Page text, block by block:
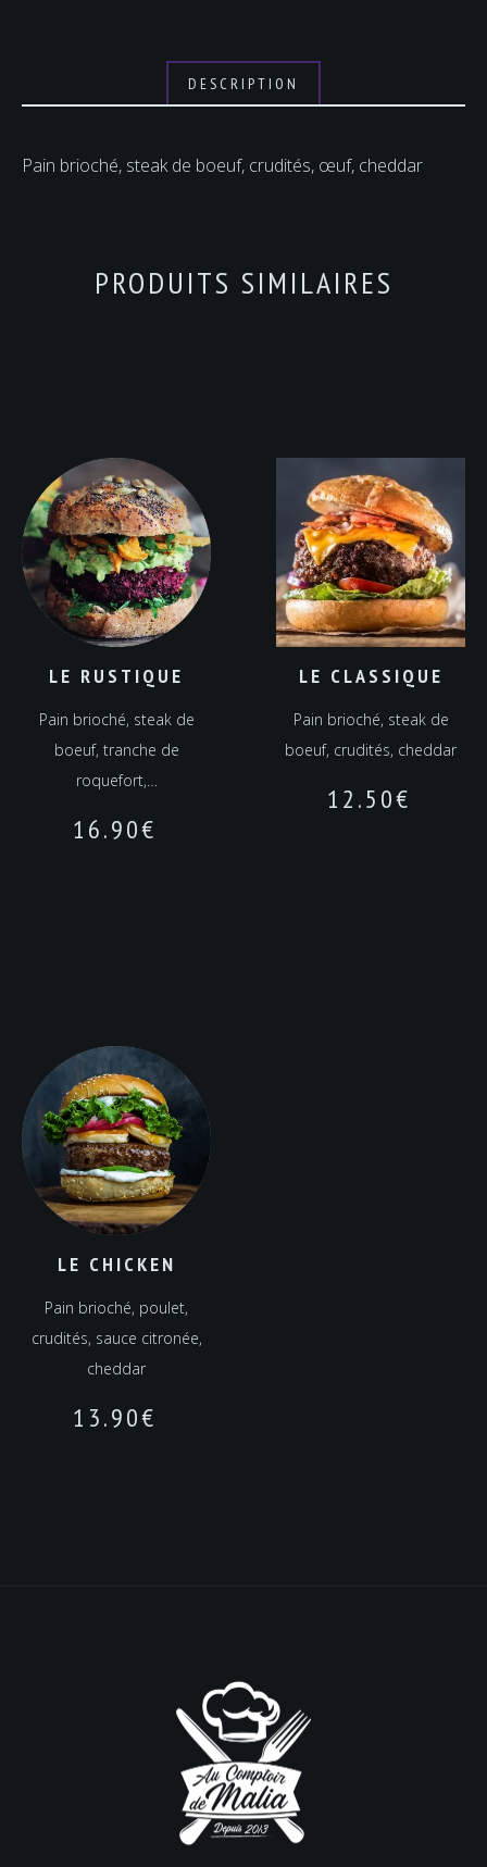
DESCRIPTION
Pain brioché, steak de boeuf, crudités, œuf, cheddar
PRODUITS SIMILAIRES
LE RUSTIQUE
Pain brioché, steak de
boeuf, tranche de
roquefort,…
16.90€
LE CLASSIQUE
Pain brioché, steak de
boeuf, crudités, cheddar
12.50€
LE CHICKEN
Pain brioché, poulet,
crudités, sauce citronée,
cheddar
13.90€